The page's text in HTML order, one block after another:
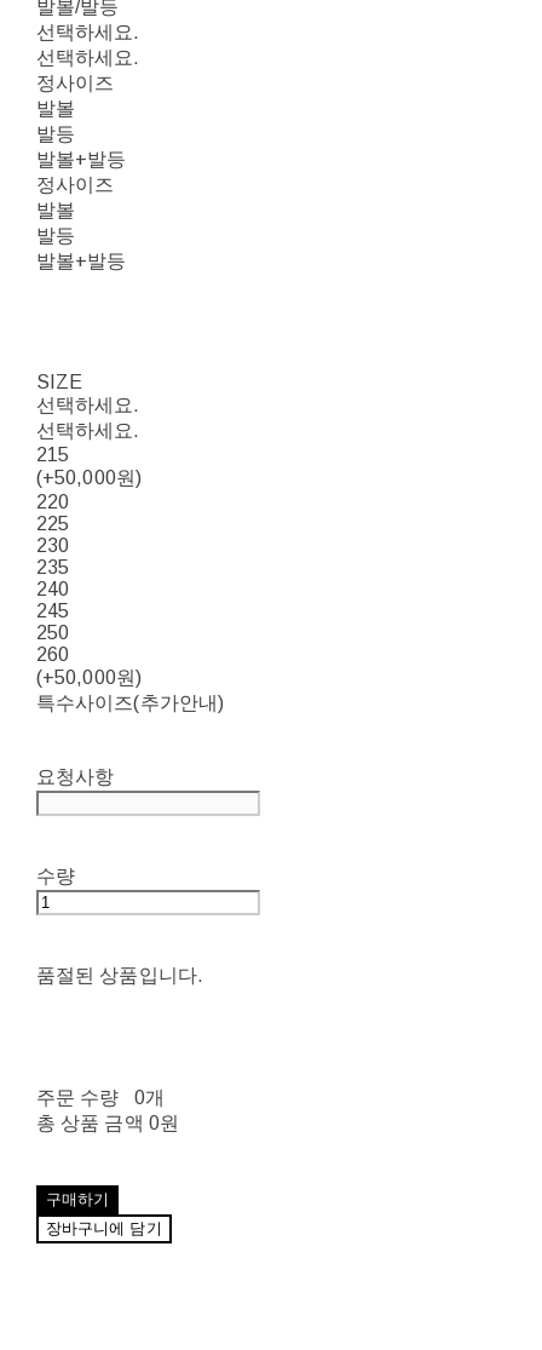
발볼/발등
선택하세요.
선택하세요.
정사이즈
발볼
발등
발볼+발등
정사이즈
발볼
발등
발볼+발등
SIZE
선택하세요.
선택하세요.
215
(+50,000원)
220
225
230
235
240
245
250
260
(+50,000원)
특수사이즈(추가안내)
요청사항
수량
품절된 상품입니다.
주문 수량
0개
총 상품 금액 0원
구매하기
장바구니에 담기